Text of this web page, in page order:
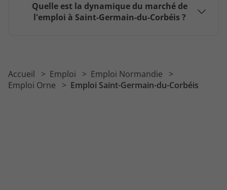
Quelle est la dynamique du marché de
l'emploi à Saint-Germain-du-Corbéis ?
Accueil Emploi
Emploi Normandie
Emploi Orne
Emploi Saint-Germain-du-Corbéis